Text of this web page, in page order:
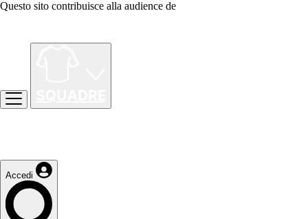
Questo sito contribuisce alla audience de
Accedi